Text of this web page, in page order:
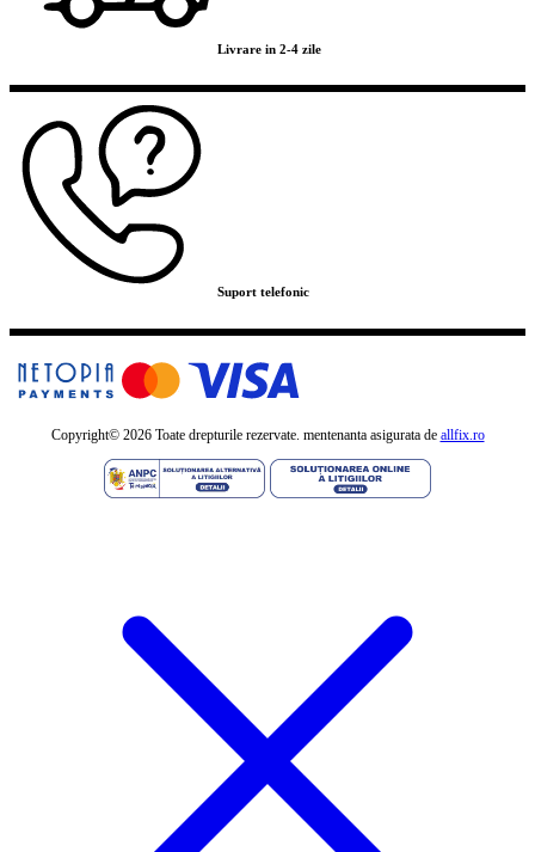
Livrare in 2-4 zile
Suport telefonic
Copyright© 2026 Toate drepturile rezervate. mentenanta asigurata de allfix.ro